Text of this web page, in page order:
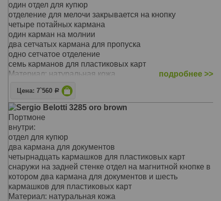
один отдел для купюр
отделение для мелочи закрывается на кнопку
четыре потайных кармана
один карман на молнии
два сетчатых кармана для пропуска
одно сетчатое отделение
семь карманов для пластиковых карт
Материал: натуральная кожа
Тип: в одно сложение
Размер: 18 x 10 x 3 см
подробнее >>
Цена: 7`560 Р
Sergio Belotti 3285 oro brown
Портмоне
внутри:
отдел для купюр
два кармана для документов
четырнадцать кармашков для пластиковых карт
снаружи на задней стенке отдел на магнитной кнопке в
котором два кармана для документов и шесть
кармашков для пластиковых карт
Материал: натуральная кожа